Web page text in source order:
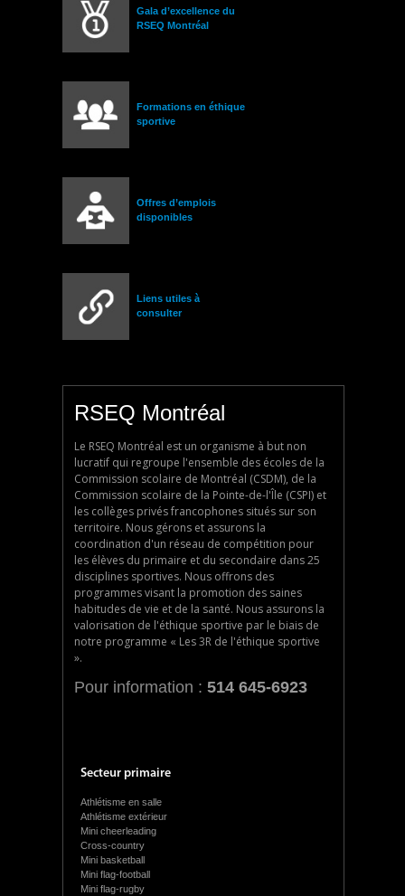
Gala d’excellence du
RSEQ Montréal
Formations en éthique
sportive
Offres d’emplois
disponibles
Liens utiles à
consulter
RSEQ Montréal
Le RSEQ Montréal est un organisme à but non
lucratif qui regroupe l'ensemble des écoles de la
Commission scolaire de Montréal (CSDM), de la
Commission scolaire de la Pointe-de-l'Île (CSPI) et
les collèges privés francophones situés sur son
territoire. Nous gérons et assurons la
coordination d'un réseau de compétition pour
les élèves du primaire et du secondaire dans 25
disciplines sportives. Nous offrons des
programmes visant la promotion des saines
habitudes de vie et de la santé. Nous assurons la
valorisation de l'éthique sportive par le biais de
notre programme « Les 3R de l'éthique sportive
».
Pour information : 514 645-6923
Secteur primaire
Athlétisme en salle
Athlétisme extérieur
Mini cheerleading
Cross-country
Mini basketball
Mini flag-football
Mini flag-rugby